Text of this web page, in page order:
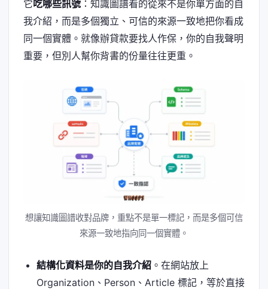
它吃哪些訊號：知識圖譜看的從來不是你單方面的自
我介紹，而是多個獨立、可信的來源一致地把你看成
同一個實體。就像辦貸款要找人作保，你的自我聲明
重要，但別人幫你背書的份量往往更重。
想讓知識圖譜收對品牌，重點不是單一標記，而是多個可信
來源一致地指向同一個實體。
結構化資料是你的自我介紹。在網站放上
Organization、Person、Article 標記，等於直接